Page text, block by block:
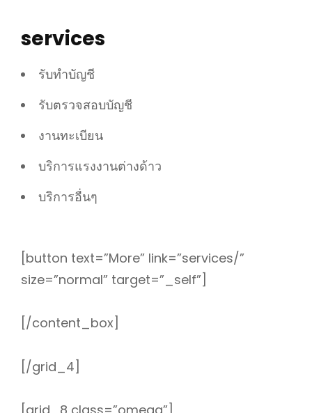
services
รับทำบัญชี
รับตรวจสอบบัญชี
งานทะเบียน
บริการแรงงานต่างด้าว
บริการอื่นๆ
[button text=”More” link=”services/”
size=”normal” target=”_self”]
[/content_box]
[/grid_4]